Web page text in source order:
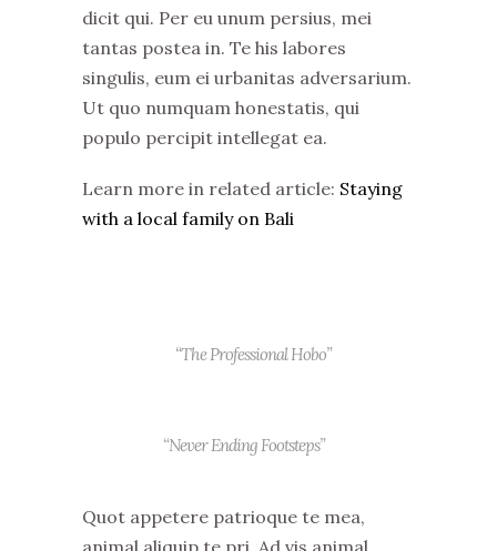
dicit qui. Per eu unum persius, mei
tantas postea in. Te his labores
singulis, eum ei urbanitas adversarium.
Ut quo numquam honestatis, qui
populo percipit intellegat ea.
Learn more in related article: Staying
with a local family on Bali
“The Professional Hobo”
“Never Ending Footsteps”
Quot appetere patrioque te mea,
animal aliquip te pri. Ad vis animal